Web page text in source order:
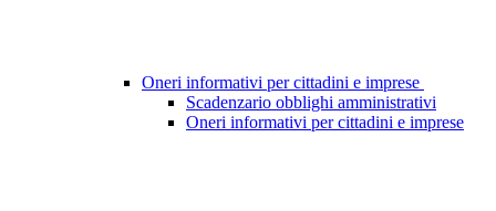
Oneri informativi per cittadini e imprese
Scadenzario obblighi amministrativi
Oneri informativi per cittadini e imprese